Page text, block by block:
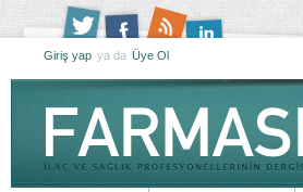
Giriş yap ya da Üye Ol